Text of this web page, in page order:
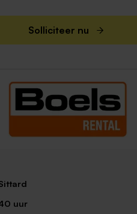
Solliciteer nu
uur